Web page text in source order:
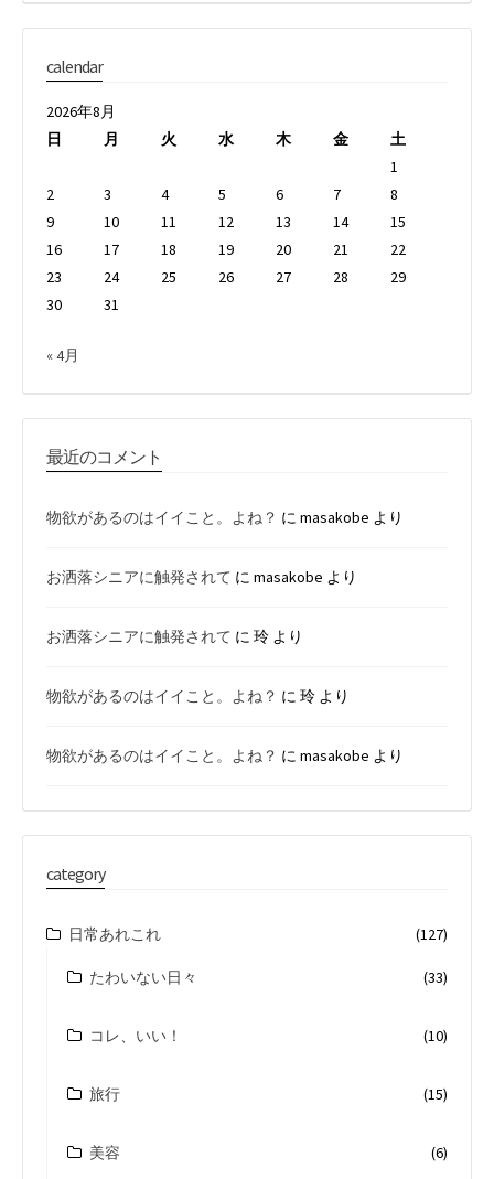
calendar
2026年8月
日
月 火 水 木 金
土
1
2
3 4 5 6 7
8
9
10 11 12 13 14
15
16
17 18 19 20 21
22
23
24 25 26 27 28
29
30
31
« 4月
最近のコメント
物欲があるのはイイこと。よね？ に masakobe より
お洒落シニアに触発されて に masakobe より
お洒落シニアに触発されて に 玲 より
物欲があるのはイイこと。よね？ に 玲 より
物欲があるのはイイこと。よね？ に masakobe より
category
日常あれこれ (127)
たわいない日々 (33)
コレ、いい！ (10)
旅行 (15)
美容 (6)